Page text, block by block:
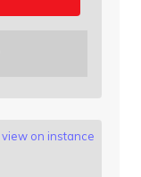
view on instance